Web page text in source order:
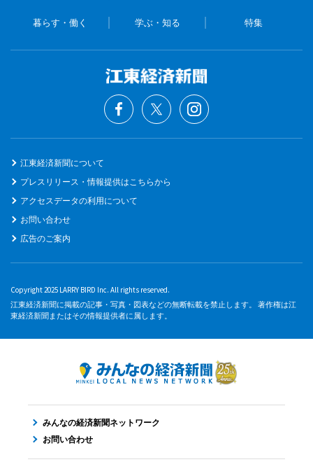
暮らす・働く 学ぶ・知る 特集
江東経済新聞について
プレスリリース・情報提供はこちらから
アクセスデータの利用について
お問い合わせ
広告のご案内
Copyright 2025 LARRY BIRD Inc. All rights reserved.
江東経済新聞に掲載の記事・写真・図表などの無断転載を禁止します。 著作権は江
東経済新聞またはその情報提供者に属します。
みんなの経済新聞ネットワーク
お問い合わせ